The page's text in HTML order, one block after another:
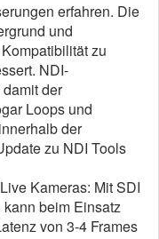
erfahren. Die
und
zu
NDI-
der
Loops und
der
zu NDI Tools
Kameras: Mit SDI
beim Einsatz
von 3-4 Frames